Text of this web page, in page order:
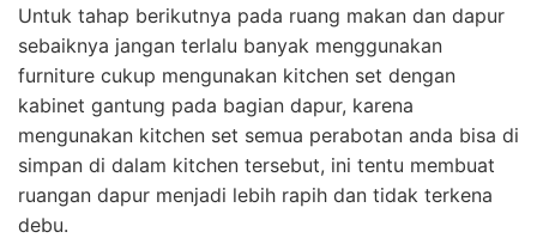
Untuk tahap berikutnya pada ruang makan dan dapur
sebaiknya jangan terlalu banyak menggunakan
furniture cukup mengunakan kitchen set dengan
kabinet gantung pada bagian dapur, karena
mengunakan kitchen set semua perabotan anda bisa di
simpan di dalam kitchen tersebut, ini tentu membuat
ruangan dapur menjadi lebih rapih dan tidak terkena
debu.